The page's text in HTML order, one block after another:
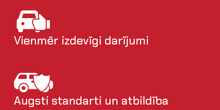
Vienmēr izdevīgi darījumi
Augsti standarti un atbildība